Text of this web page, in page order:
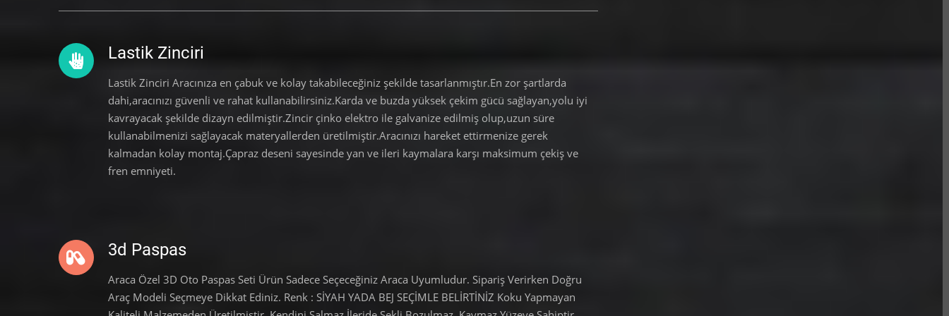
Lastik Zinciri
Lastik Zinciri Aracınıza en çabuk ve kolay takabileceğiniz şekilde tasarlanmıştır.En zor şartlarda
dahi,aracınızı güvenli ve rahat kullanabilirsiniz.Karda ve buzda yüksek çekim gücü sağlayan,yolu iyi
kavrayacak şekilde dizayn edilmiştir.Zincir çinko elektro ile galvanize edilmiş olup,uzun süre
kullanabilmenizi sağlayacak materyallerden üretilmiştir.Aracınızı hareket ettirmenize gerek
kalmadan kolay montaj.Çapraz deseni sayesinde yan ve ileri kaymalara karşı maksimum çekiş ve
fren emniyeti.
3d Paspas
Araca Özel 3D Oto Paspas Seti Ürün Sadece Seçeceğiniz Araca Uyumludur. Sipariş Verirken Doğru
Araç Modeli Seçmeye Dikkat Ediniz. Renk : SİYAH YADA BEJ SEÇİMLE BELİRTİNİZ Koku Yapmayan